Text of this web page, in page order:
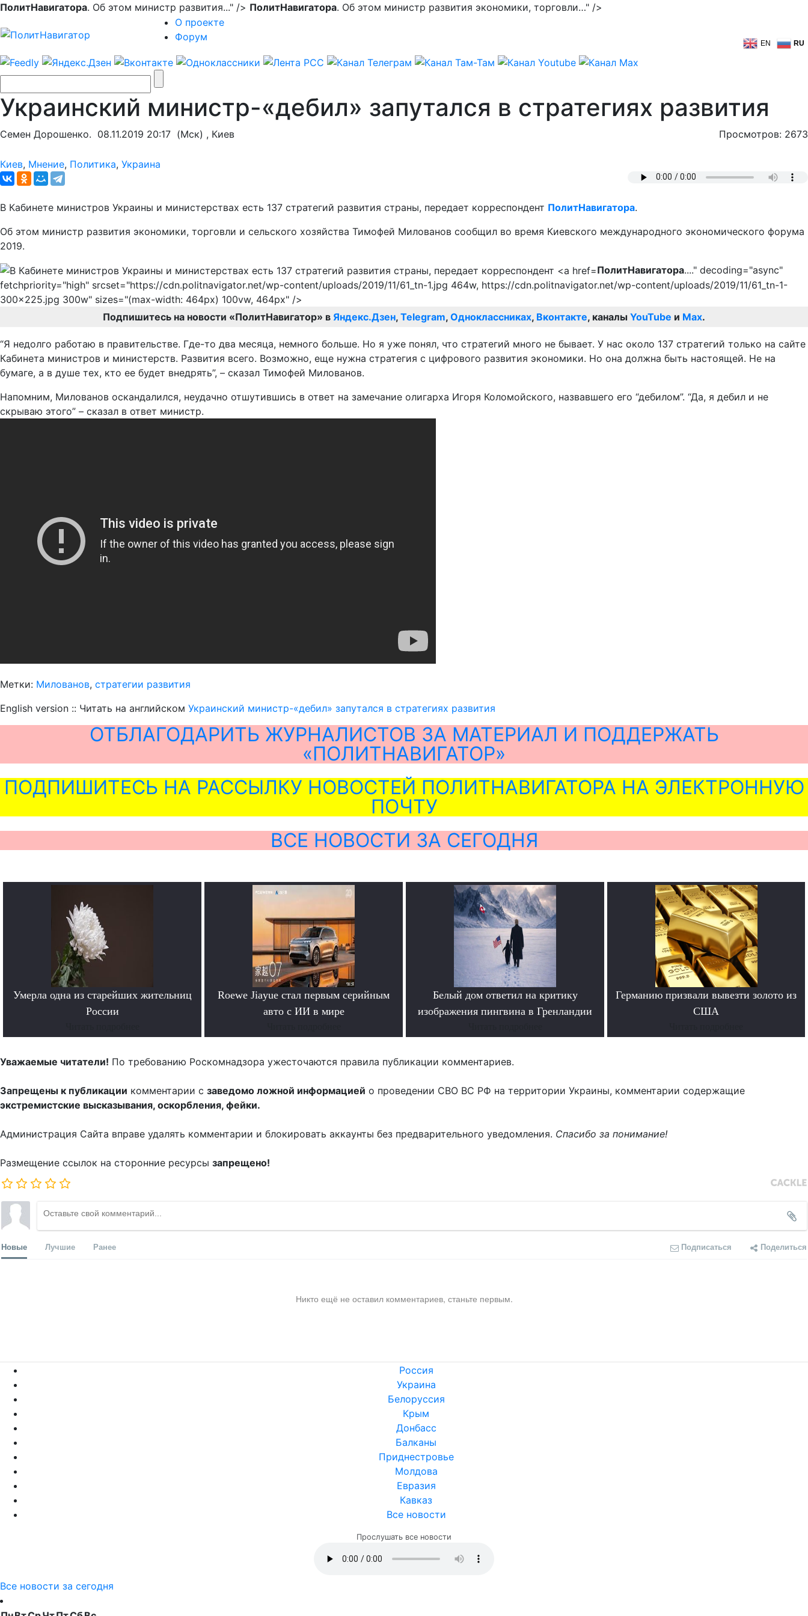
ПолитНавигатора. Об этом министр развития..." /> ПолитНавигатора. Об этом министр развития экономики, торговли…" />
О проекте
Форум
EN RU
Украинский министр-«дебил» запутался в стратегиях развития
Семен Дорошенко. 08.11.2019 20:17 (Мск) , Киев Просмотров: 2673
Киев, Мнение, Политика, Украина
В Кабинете министров Украины и министерствах есть 137 стратегий развития страны, передает корреспондент ПолитНавигатора.
Об этом министр развития экономики, торговли и сельского хозяйства Тимофей Милованов сообщил во время Киевского международного экономического форума
2019.
ПолитНавигатора...." decoding="async"
fetchpriority="high" srcset="https://cdn.politnavigator.net/wp-content/uploads/2019/11/61_tn-1.jpg 464w, https://cdn.politnavigator.net/wp-content/uploads/2019/11/61_tn-1-
300x225.jpg 300w" sizes="(max-width: 464px) 100vw, 464px" />
Подпишитесь на новости «ПолитНавигатор» в Яндекс.Дзен, Telegram, Одноклассниках, Вконтакте, каналы YouTube и Max.
“Я недолго работаю в правительстве. Где-то два месяца, немного больше. Но я уже понял, что стратегий много не бывает. У нас около 137 стратегий только на сайте
Кабинета министров и министерств. Развития всего. Возможно, еще нужна стратегия с цифрового развития экономики. Но она должна быть настоящей. Не на
бумаге, а в душе тех, кто ее будет внедрять”, – сказал Тимофей Милованов.
Напомним, Милованов оскандалился, неудачно отшутившись в ответ на замечание олигарха Игоря Коломойского, назвавшего его “дебилом”. “Да, я дебил и не
скрываю этого” – сказал в ответ министр.
Метки: Милованов, стратегии развития
English version :: Читать на английском Украинский министр-«дебил» запутался в стратегиях развития
ОТБЛАГОДАРИТЬ ЖУРНАЛИСТОВ ЗА МАТЕРИАЛ И ПОДДЕРЖАТЬ
«ПОЛИТНАВИГАТОР»
ПОДПИШИТЕСЬ НА РАССЫЛКУ НОВОСТЕЙ ПОЛИТНАВИГАТОРА НА ЭЛЕКТРОННУЮ
ПОЧТУ
ВСЕ НОВОСТИ ЗА СЕГОДНЯ
Умерла одна из старейших жительниц
России
Roewe Jiayue стал первым серийным
авто с ИИ в мире
Белый дом ответил на критику
изображения пингвина в Гренландии
Германию призвали вывезти золото из
США
Уважаемые читатели! По требованию Роскомнадзора ужесточаются правила публикации комментариев.
Запрещены к публикации комментарии с заведомо ложной информацией о проведении СВО ВС РФ на территории Украины, комментарии содержащие
экстремистские высказывания, оскорбления, фейки.
Администрация Сайта вправе удалять комментарии и блокировать аккаунты без предварительного уведомления. Спасибо за понимание!
Размещение ссылок на сторонние ресурсы запрещено!
Новые Лучшие Ранее Подписаться Поделиться
Никто ещё не оставил комментариев, станьте первым.
Россия
Украина
Белоруссия
Крым
Донбасс
Балканы
Приднестровье
Молдова
Евразия
Кавказ
Все новости
Прослушать все новости
Все новости за сегодня